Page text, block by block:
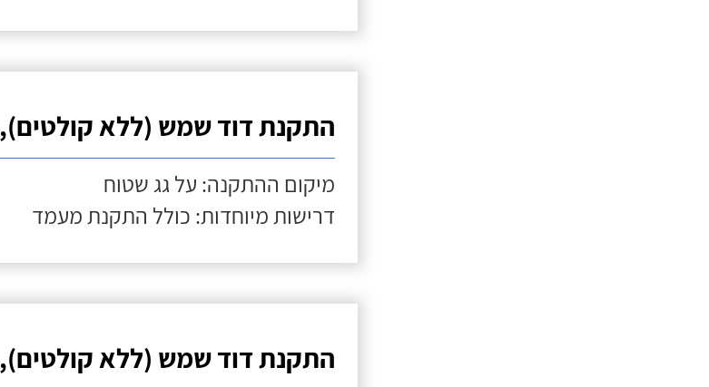
התקנת דוד שמש (ללא קולטים), 150 ליטר
מיקום ההתקנה: על גג שטוח
דרישות מיוחדות: כולל התקנת מעמד
התקנת דוד שמש (ללא קולטים), 80 ליטר